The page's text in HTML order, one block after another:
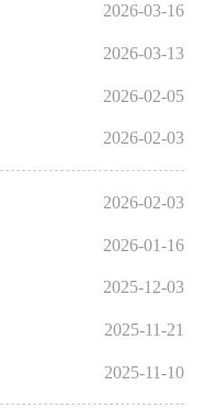
2026-03-16
2026-03-13
2026-02-05
2026-02-03
2026-02-03
2026-01-16
2025-12-03
2025-11-21
2025-11-10